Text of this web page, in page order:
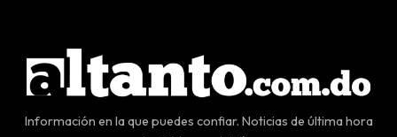
Información en la que puedes confiar. Noticias de última hora